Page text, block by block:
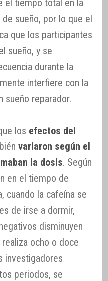
el tiempo total en la
sueño, por lo que el
que los participantes
sueño, y se
durante la
interfiere con la
sueño reparador.
los efectos del
variaron según el
la dosis. Según
en el tiempo de
cuando la cafeína se
de irse a dormir,
disminuyen
ocho o doce
investigadores
periodos, se